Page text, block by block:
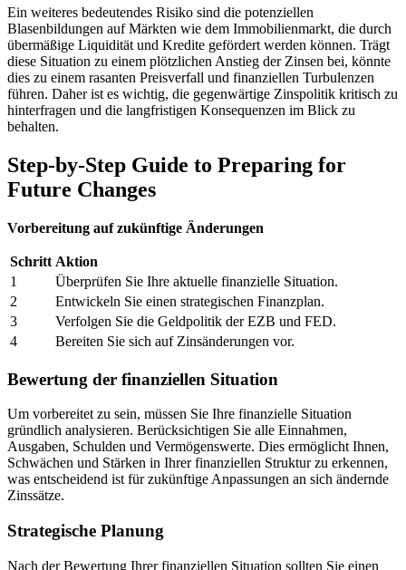
Ein weiteres bedeutendes Risiko sind die potenziellen
Blasenbildungen auf Märkten wie dem Immobilienmarkt, die durch
übermäßige Liquidität und Kredite gefördert werden können. Trägt
diese Situation zu einem plötzlichen Anstieg der Zinsen bei, könnte
dies zu einem rasanten Preisverfall und finanziellen Turbulenzen
führen. Daher ist es wichtig, die gegenwärtige Zinspolitik kritisch zu
hinterfragen und die langfristigen Konsequenzen im Blick zu
behalten.
Step-by-Step Guide to Preparing for
Future Changes
Vorbereitung auf zukünftige Änderungen
Schritt Aktion
1
Überprüfen Sie Ihre aktuelle finanzielle Situation.
2
Entwickeln Sie einen strategischen Finanzplan.
3
Verfolgen Sie die Geldpolitik der EZB und FED.
4
Bereiten Sie sich auf Zinsänderungen vor.
Bewertung der finanziellen Situation
Um vorbereitet zu sein, müssen Sie Ihre finanzielle Situation
gründlich analysieren. Berücksichtigen Sie alle Einnahmen,
Ausgaben, Schulden und Vermögenswerte. Dies ermöglicht Ihnen,
Schwächen und Stärken in Ihrer finanziellen Struktur zu erkennen,
was entscheidend ist für zukünftige Anpassungen an sich ändernde
Zinssätze.
Strategische Planung
Nach der Bewertung Ihrer finanziellen Situation sollten Sie einen